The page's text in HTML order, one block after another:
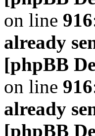
on line 916
already
[phpBB
on line 916
already
[phpBB